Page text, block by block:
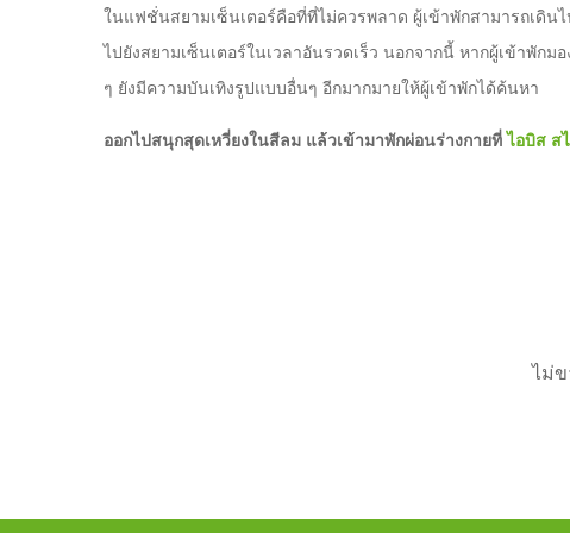
ในแฟชั่นสยามเซ็นเตอร์คือที่ที่ไม่ควรพลาด ผู้เข้าพักสามารถเดิน
ไปยังสยามเซ็นเตอร์ในเวลาอันรวดเร็ว นอกจากนี้ หากผู้เข้าพัก
ๆ ยังมีความบันเทิงรูปแบบอื่นๆ อีกมากมายให้ผู้เข้าพักได้ค้นหา
ออกไปสนุกสุดเหวี่ยงในสีลม แล้วเข้ามาพักผ่อนร่างกายที่ไอบิส ส
ไม่ข